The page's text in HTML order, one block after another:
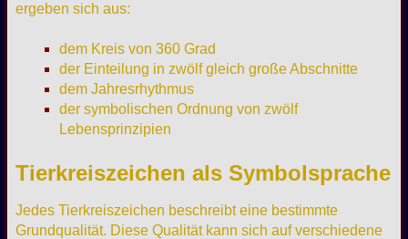
ergeben sich aus:
dem Kreis von 360 Grad
der Einteilung in zwölf gleich große Abschnitte
dem Jahresrhythmus
der symbolischen Ordnung von zwölf
Lebensprinzipien
Tierkreiszeichen als Symbolsprache
Jedes Tierkreiszeichen beschreibt eine bestimmte
Grundqualität. Diese Qualität kann sich auf verschiedene